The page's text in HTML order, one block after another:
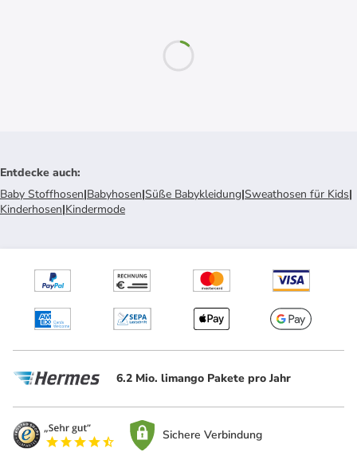
Entdecke auch:
Baby Stoffhosen|Babyhosen|Süße Babykleidung|Sweathosen für Kids|
Kinderhosen|Kindermode
6.2 Mio. limango Pakete pro Jahr
Sichere Verbindung